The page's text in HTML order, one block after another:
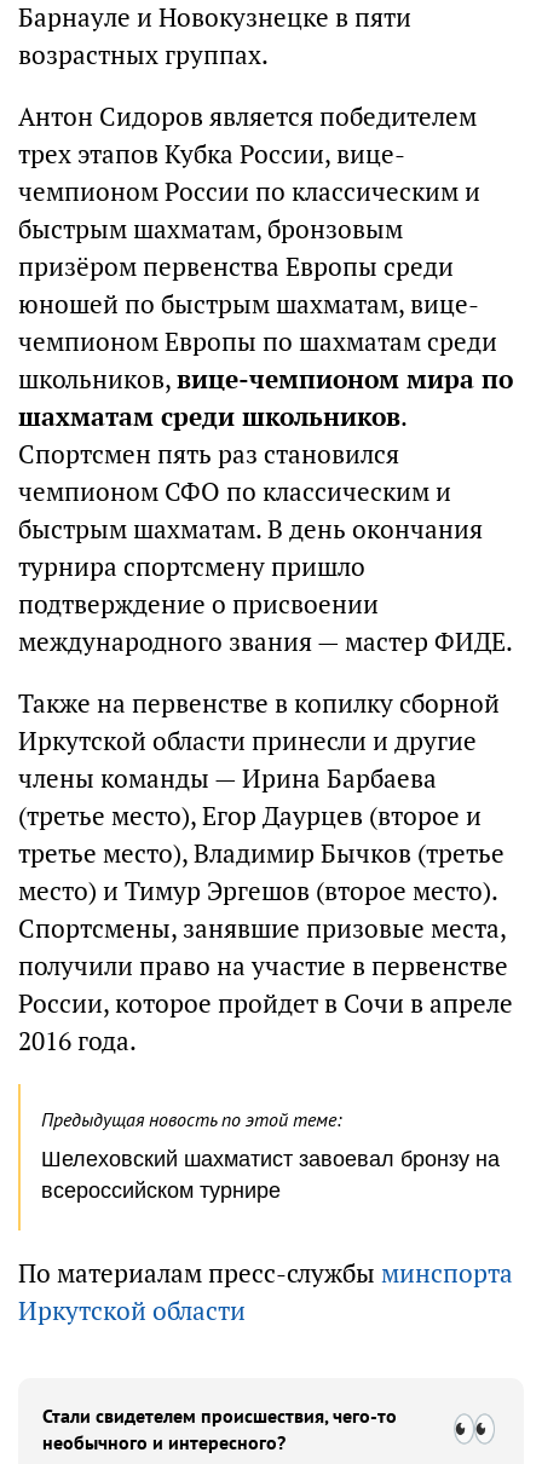
Барнауле и Новокузнецке в пяти
возрастных группах.
Антон Сидоров является победителем
трех этапов Кубка России, вице-
чемпионом России по классическим и
быстрым шахматам, бронзовым
призёром первенства Европы среди
юношей по быстрым шахматам, вице-
чемпионом Европы по шахматам среди
школьников,вице-чемпионом мира по
шахматам среди школьников.
Спортсмен пять раз становился
чемпионом СФО по классическим и
быстрым шахматам. В день окончания
турнира спортсмену пришло
подтверждение о присвоении
международного звания — мастер ФИДЕ.
Также на первенстве в копилку сборной
Иркутской области принесли и другие
члены команды — Ирина Барбаева
(третье место), Егор Даурцев (второе и
третье место), Владимир Бычков (третье
место) и Тимур Эргешов (второе место).
Спортсмены, занявшие призовые места,
получили право на участие в первенстве
России, которое пройдет в Сочи в апреле
2016 года.
Предыдущая новость по этой теме:
Шелеховский шахматист завоевал бронзу на
всероссийском турнире
По материалам пресс-службы минспорта
Иркутской области
Стали свидетелем происшествия, чего-то
необычного и интересного?